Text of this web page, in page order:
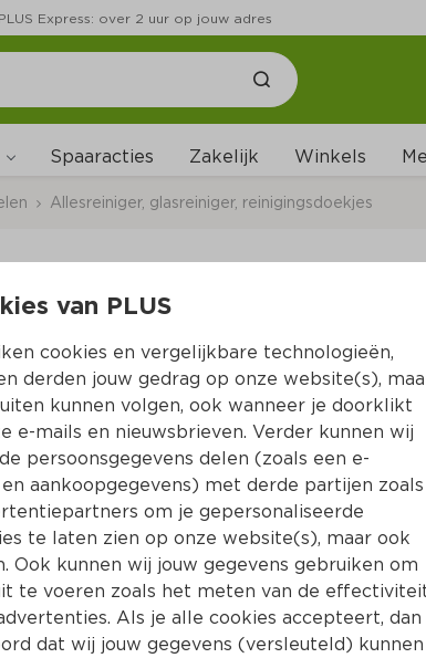
PLUS Express: over 2 uur op jouw adres
Spaaracties Zakelijk Winkels
Allesreiniger, glasreiniger, reinigingsdoekjes
PLUS Allesreiniger
Per Fles 1250 ml  (per liter €0.55)
0.69
Toevoegen
van PLUS
cookies en vergelijkbare technologieën,
derden jouw gedrag op onze website(s),
kunnen volgen, ook wanneer je doorklikt
e-mails en nieuwsbrieven. Verder kunnen wij
persoonsgegevens delen (zoals een e-
aankoopgegevens) met derde partijen zoals
om je gepersonaliseerde
te laten zien op onze website(s), maar ook
Ook kunnen wij jouw gegevens gebruiken om
te voeren zoals het meten van de
Als je alle cookies accepteert, dan
dat wij jouw gegevens (versleuteld) kunnen